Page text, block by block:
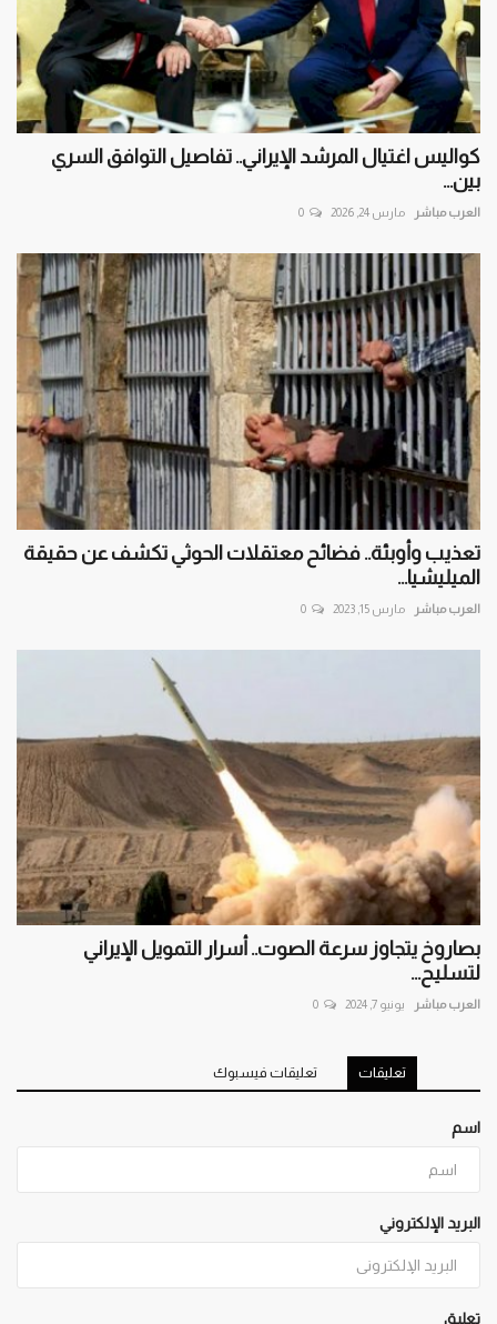
كواليس اغتيال المرشد الإيراني.. تفاصيل التوافق السري
بين...
العرب مباشر مارس 24, 2026 0
تعذيب وأوبئة.. فضائح معتقلات الحوثي تكشف عن حقيقة
الميليشيا...
العرب مباشر مارس 15, 2023 0
بصاروخ يتجاوز سرعة الصوت.. أسرار التمويل الإيراني
لتسليح...
العرب مباشر يونيو 7, 2024 0
تعليقات تعليقات فيسبوك
اسم
البريد الإلكتروني
تعليق